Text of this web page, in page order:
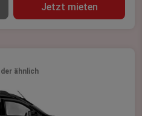
Jetzt mieten
ähnlich